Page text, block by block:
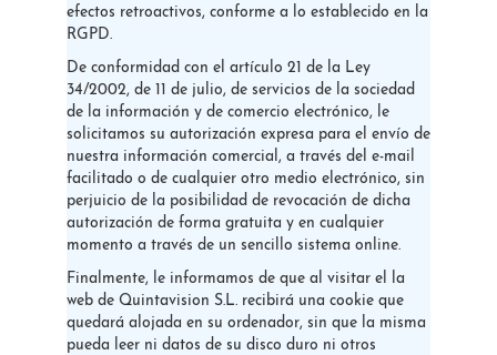
efectos retroactivos, conforme a lo establecido en la
RGPD.
De conformidad con el artículo 21 de la Ley
34/2002, de 11 de julio, de servicios de la sociedad
de la información y de comercio electrónico, le
solicitamos su autorización expresa para el envío de
nuestra información comercial, a través del e-mail
facilitado o de cualquier otro medio electrónico, sin
perjuicio de la posibilidad de revocación de dicha
autorización de forma gratuita y en cualquier
momento a través de un sencillo sistema online.
Finalmente, le informamos de que al visitar el la
web de Quintavision S.L. recibirá una cookie que
quedará alojada en su ordenador, sin que la misma
pueda leer ni datos de su disco duro ni otros